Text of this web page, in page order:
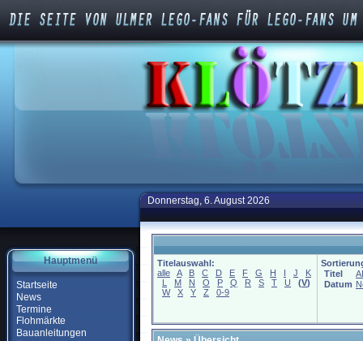
Hauptmenü
Startseite
News
Termine
Flohmärkte
Bauanleitungen
Donnerstag, 6. August 2026
Titelauswahl:
alle
A B C D E F G H I J
K
L
M N O P Q R S T U (V)
W
X Y Z 0-9
Titel
Datum